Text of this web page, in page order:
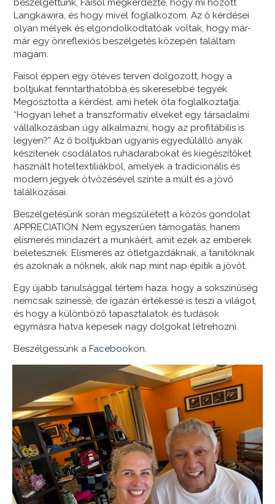
beszélgettünk, Faisol megkérdezte, hogy mi hozott
Langkawira, és hogy mivel foglalkozom. Az ő kérdései
olyan mélyek és elgondolkodtatóak voltak, hogy már-
már egy önreflexiós beszélgetés közepén találtam
magam.
Faisol éppen egy ötéves terven dolgozott, hogy a
boltjukat fenntarthatóbbá és sikeresebbé tegyék.
Megosztotta a kérdést, ami hetek óta foglalkoztatja:
“Hogyan lehet a transzformatív elveket egy társadalmi
vállalkozásban úgy alkalmazni, hogy az profitábilis is
legyen?” Az ő boltjukban ugyanis egyedülálló anyák
készítenek csodálatos ruhadarabokat és kiegészítőket
használt hoteltextíliákból, amelyek a tradicionális és
modern jegyek ötvözésével szinte a múlt és a jövő
találkozásai.
Beszélgetésünk során megszületett a közös gondolat:
APPRECIATION. Nem egyszerűen támogatás, hanem
elismerés mindazért a munkáért, amit ezek az emberek
beletesznek. Elismerés az ötletgazdáknak, a tanítóknak
és azoknak a nőknek, akik nap mint nap építik a jövőt.
Egy újabb tanulsággal tértem haza: hogy a sokszínűség
nemcsak színessé, de igazán értékessé is teszi a világot,
és hogy a különböző tapasztalatok és tudások
egymásra hatva képesek nagy dolgokat létrehozni.
Beszélgessünk aFacebookon.